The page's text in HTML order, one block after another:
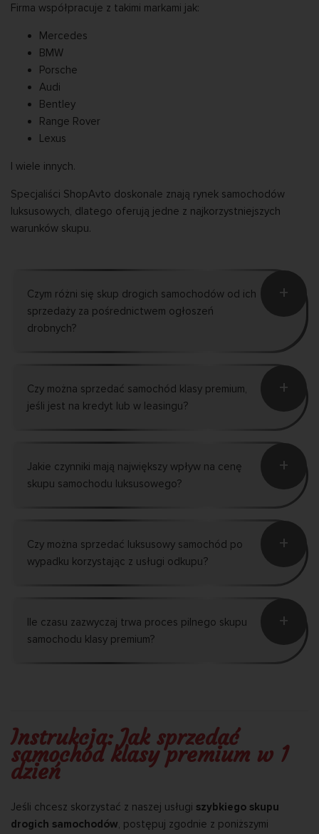
Firma współpracuje z takimi markami jak:
Mercedes
BMW
Porsche
Audi
Bentley
Range Rover
Lexus
I wiele innych.
Specjaliści ShopAvto doskonale znają rynek samochodów
luksusowych, dlatego oferują jedne z najkorzystniejszych
warunków skupu.
Czym różni się skup drogich samochodów od ich
sprzedaży za pośrednictwem ogłoszeń
drobnych?
+
Czy można sprzedać samochód klasy premium,
jeśli jest na kredyt lub w leasingu?
+
Jakie czynniki mają największy wpływ na cenę
skupu samochodu luksusowego?
+
Czy można sprzedać luksusowy samochód po
wypadku korzystając z usługi odkupu?
+
Ile czasu zazwyczaj trwa proces pilnego skupu
samochodu klasy premium?
+
Instrukcja: Jak sprzedać
samochód klasy premium w 1
dzień
Jeśli chcesz skorzystać z naszej usługi szybkiego skupu
drogich samochodów , postępuj zgodnie z poniższymi